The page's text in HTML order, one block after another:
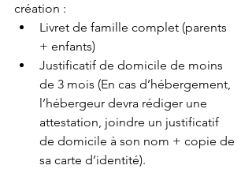
création :
Livret de famille complet (parents
+ enfants)
Justificatif de domicile de moins
de 3 mois (En cas d’hébergement,
l’hébergeur devra rédiger une
attestation, joindre un justificatif
de domicile à son nom + copie de
sa carte d’identité).